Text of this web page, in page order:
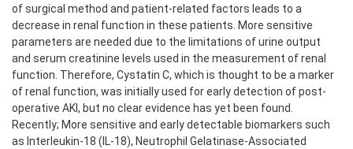
of surgical method and patient-related factors leads to a
decrease in renal function in these patients. More sensitive
parameters are needed due to the limitations of urine output
and serum creatinine levels used in the measurement of renal
function. Therefore, Cystatin C, which is thought to be a marker
of renal function, was initially used for early detection of post-
operative AKI, but no clear evidence has yet been found.
Recently; More sensitive and early detectable biomarkers such
as Interleukin-18 (IL-18), Neutrophil Gelatinase-Associated